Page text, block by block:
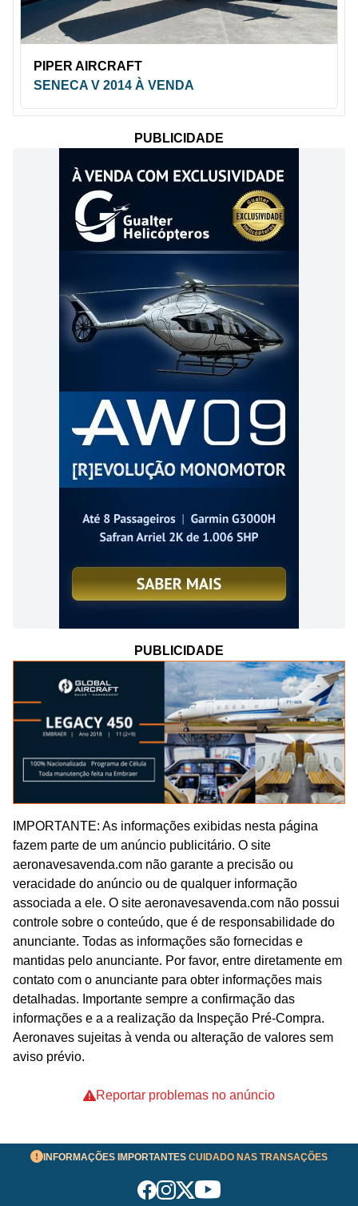
PIPER AIRCRAFT
SENECA V 2014 À VENDA
PUBLICIDADE
PUBLICIDADE
IMPORTANTE: As informações exibidas nesta página
fazem parte de um anúncio publicitário. O site
aeronavesavenda.com não garante a precisão ou
veracidade do anúncio ou de qualquer informação
associada a ele. O site aeronavesavenda.com não possui
controle sobre o conteúdo, que é de responsabilidade do
anunciante. Todas as informações são fornecidas e
mantidas pelo anunciante. Por favor, entre diretamente em
contato com o anunciante para obter informações mais
detalhadas. Importante sempre a confirmação das
informações e a a realização da Inspeção Pré-Compra.
Aeronaves sujeitas à venda ou alteração de valores sem
aviso prévio.
Reportar problemas no anúncio
INFORMAÇÕES IMPORTANTES CUIDADO NAS TRANSAÇÕES